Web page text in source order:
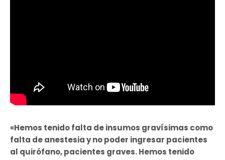
«Hemos tenido falta de insumos gravísimas como
falta de anestesia y no poder ingresar pacientes
al quirófano, pacientes graves. Hemos tenido